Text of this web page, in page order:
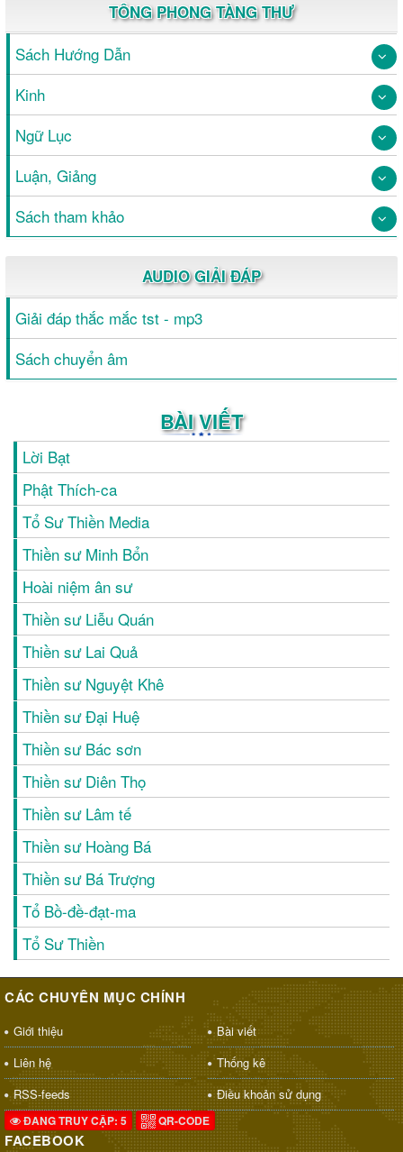
TÔNG PHONG TÀNG THƯ
Sách Hướng Dẫn
Kinh
Ngữ Lục
Luận, Giảng
Sách tham khảo
AUDIO GIẢI ĐÁP
Giải đáp thắc mắc tst - mp3
Sách chuyển âm
BÀI VIẾT
Lời Bạt
Phật Thích-ca
Tổ Sư Thiền Media
Thiền sư Minh Bổn
Hoài niệm ân sư
Thiền sư Liễu Quán
Thiền sư Lai Quả
Thiền sư Nguyệt Khê
Thiền sư Đại Huệ
Thiền sư Bác sơn
Thiền sư Diên Thọ
Thiền sư Lâm tế
Thiền sư Hoàng Bá
Thiền sư Bá Trượng
Tổ Bồ-đề-đạt-ma
Tổ Sư Thiền
CÁC CHUYÊN MỤC CHÍNH
Giới thiệu
Bài viết
Liên hệ
Thống kê
RSS-feeds
Điều khoản sử dụng
ĐANG TRUY CẬP: 5 QR-CODE
FACEBOOK